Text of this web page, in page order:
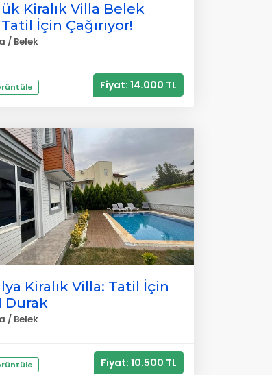
Kiralık Villa Belek
İçin Çağırıyor!
/ Belek
Fiyat: 14.000 TL
Kiralık Villa: Tatil İçin
Durak
/ Belek
Fiyat: 10.500 TL